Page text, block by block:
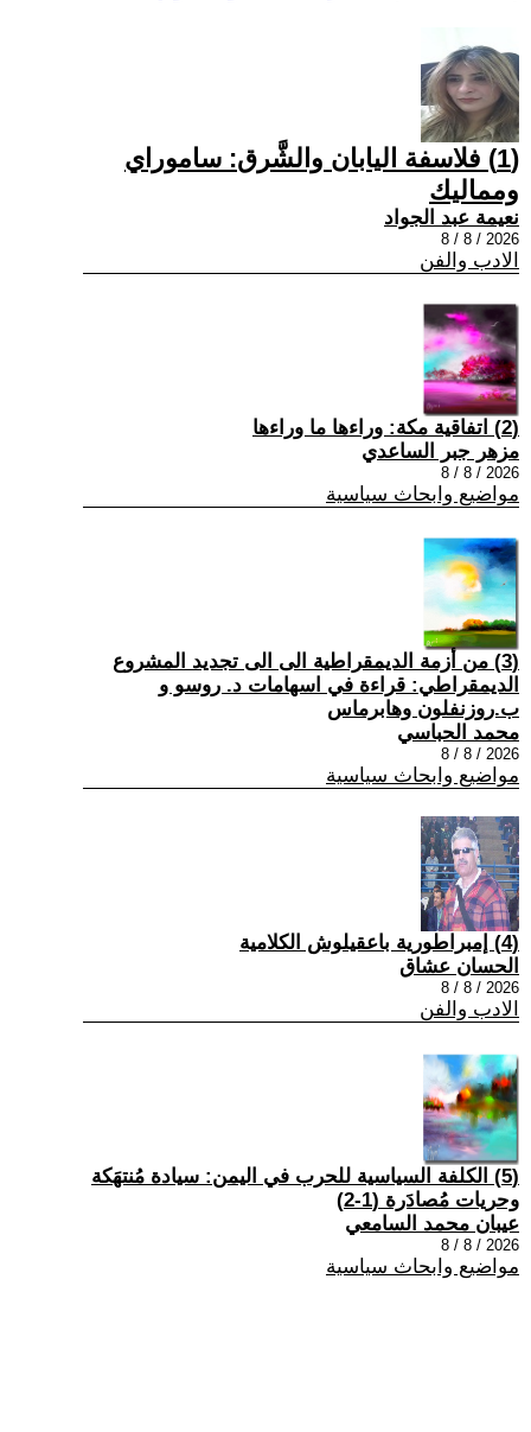
(1) فلاسفة اليابان والشَّرق: ساموراي
ومماليك
نعيمة عبد الجواد
2026 / 8 / 8
الادب والفن
(2) اتفاقية مكة: وراءها ما وراءها
مزهر جبر الساعدي
2026 / 8 / 8
مواضيع وابحاث سياسية
(3) من أزمة الديمقراطية الى الى تجديد المشروع
الديمقراطي: قراءة في اسهامات د. روسو و
ب.روزنفلون وهابرماس
محمد الحباسي
2026 / 8 / 8
مواضيع وابحاث سياسية
(4) إمبراطورية باعقيلوش الكلامية
الحسان عشاق
2026 / 8 / 8
الادب والفن
(5) الكلفة السياسية للحرب في اليمن: سيادة مُنتهَكة
وحريات مُصادَرة (1-2)
عيبان محمد السامعي
2026 / 8 / 8
مواضيع وابحاث سياسية